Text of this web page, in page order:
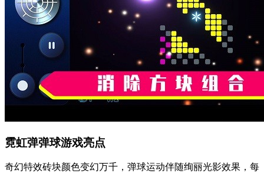
霓虹弹弹球游戏亮点
奇幻特效砖块颜色变幻万千，弹球运动伴随绚丽光影效果，每